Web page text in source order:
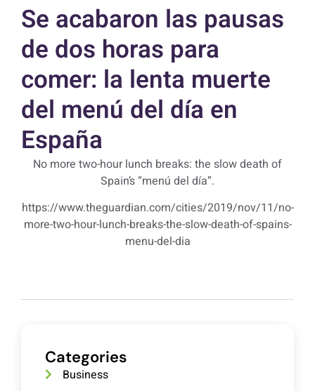
Se acabaron las pausas
de dos horas para
comer: la lenta muerte
del menú del día en
España
No more two-hour lunch breaks: the slow death of
Spain’s “menú del día”.
https://www.theguardian.com/cities/2019/nov/11/no-
more-two-hour-lunch-breaks-the-slow-death-of-spains-
menu-del-dia
Categories
Business